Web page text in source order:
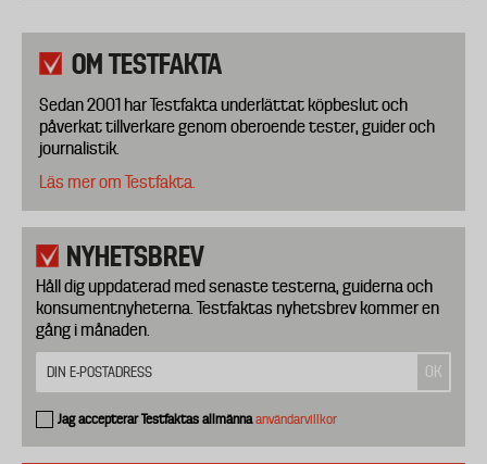
OM TESTFAKTA
Sedan 2001 har Testfakta underlättat köpbeslut och
påverkat tillverkare genom oberoende tester, guider och
journalistik.
Läs mer om Testfakta.
NYHETSBREV
Håll dig uppdaterad med senaste testerna, guiderna och
konsumentnyheterna. Testfaktas nyhetsbrev kommer en
gång i månaden.
Jag accepterar Testfaktas allmännaanvändarvillkor